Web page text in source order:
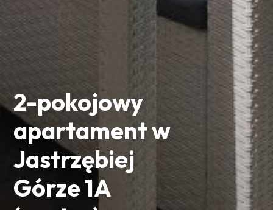
2-pokojowy
apartament w
Jastrzębiej
Górze 1A